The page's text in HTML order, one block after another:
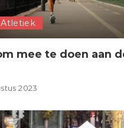
Atletiek
mee te doen aan
2023